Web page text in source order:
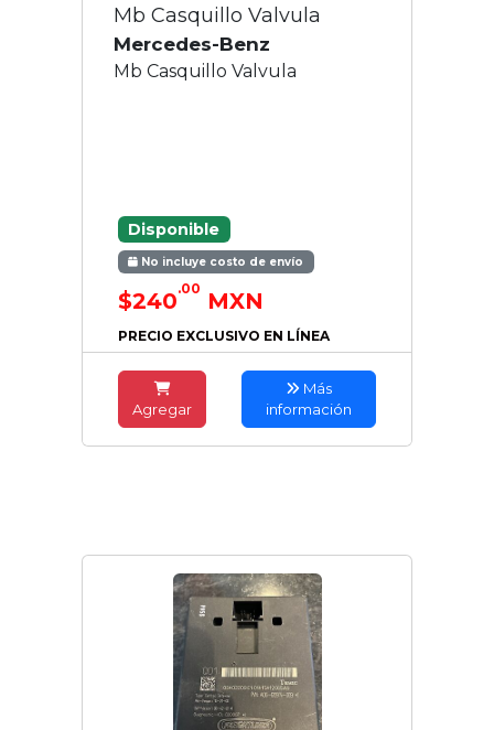
Mb Casquillo Valvula
Mercedes-Benz
Mb Casquillo Valvula
Disponible
No incluye costo de envío
$240.00 MXN
PRECIO EXCLUSIVO EN LÍNEA
Agregar
Más
información